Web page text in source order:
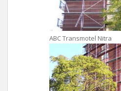
ABC Transmotel Nitra